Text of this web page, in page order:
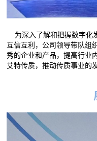
为深入了解和把握数字化
互信互利，公司领导带队组
秀的企业和产品，提高行业
艾特传质，推动传质事业的